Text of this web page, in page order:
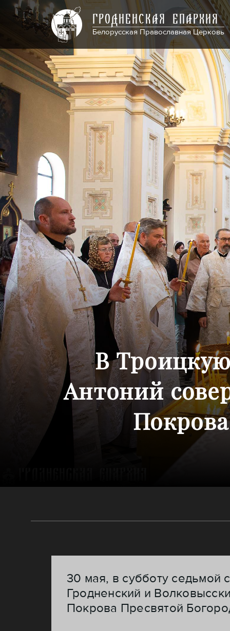
ГРОДНЕНСКАЯ ЕПАРХИЯ
Белорусская Православная Церковь
В
Антоний
30 мая, в субботу седьмой
Гродненский и
Покрова Пресвятой